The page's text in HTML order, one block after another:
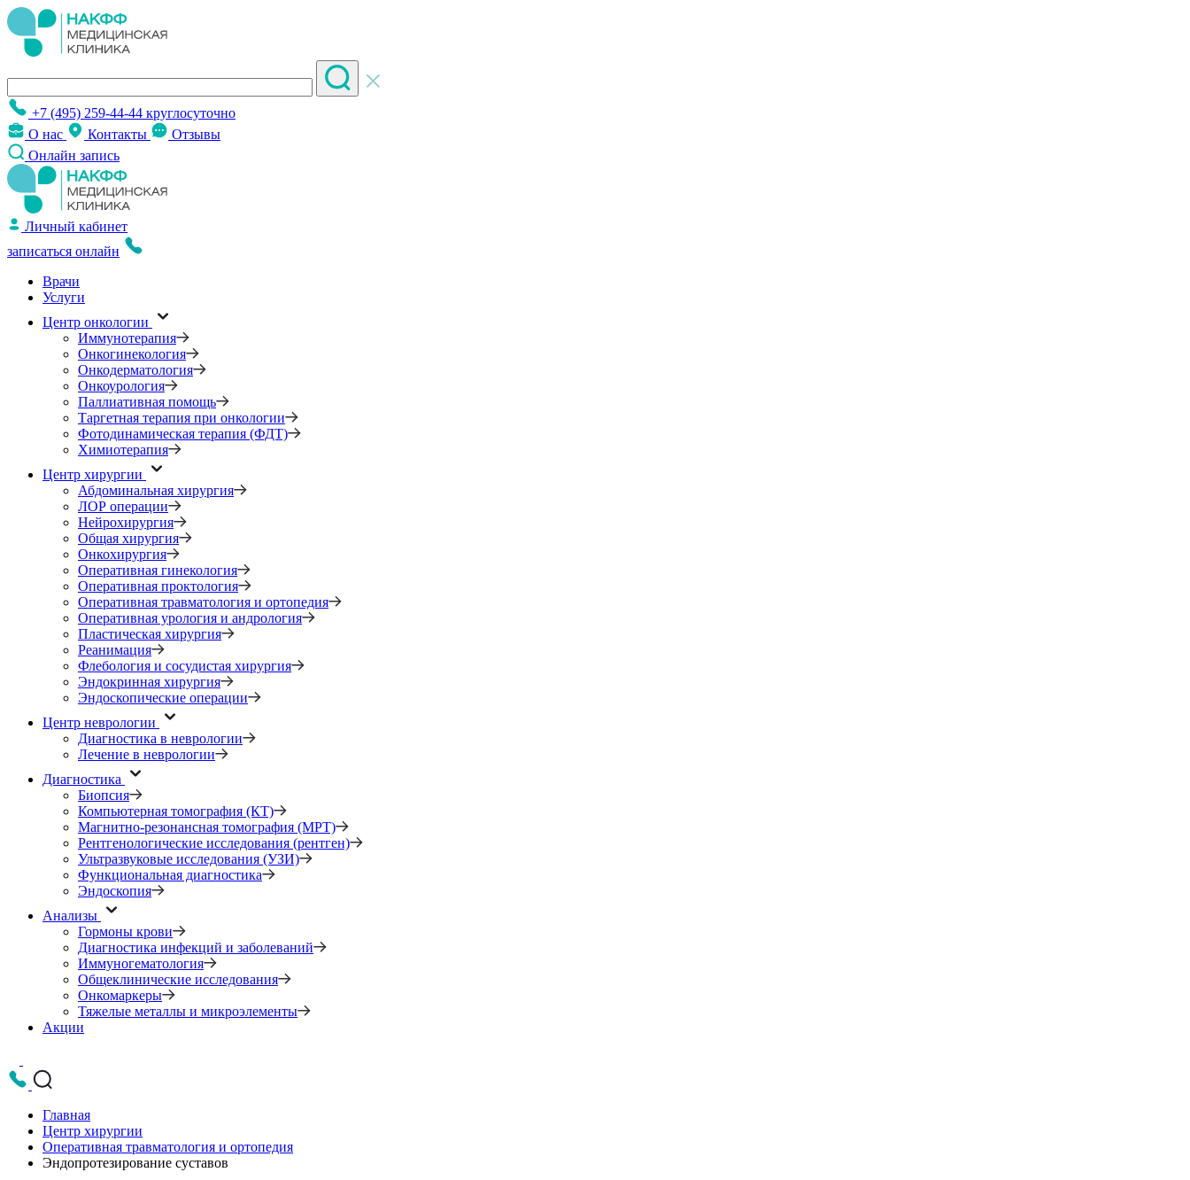
+7 (495) 259-44-44 круглосуточно
О нас
Контакты
Отзывы
Онлайн запись
Личный кабинет
записаться онлайн
Врачи
Услуги
Центр онкологии
Иммунотерапия
Онкогинекология
Онкодерматология
Онкоурология
Паллиативная помощь
Таргетная терапия при онкологии
Фотодинамическая терапия (ФДТ)
Химиотерапия
Центр хирургии
Абдоминальная хирургия
ЛОР операции
Нейрохирургия
Общая хирургия
Онкохирургия
Оперативная гинекология
Оперативная проктология
Оперативная травматология и ортопедия
Оперативная урология и андрология
Пластическая хирургия
Реанимация
Флебология и сосудистая хирургия
Эндокринная хирургия
Эндоскопические операции
Центр неврологии
Диагностика в неврологии
Лечение в неврологии
Диагностика
Биопсия
Компьютерная томография (КТ)
Магнитно-резонансная томография (МРТ)
Рентгенологические исследования (рентген)
Ультразвуковые исследования (УЗИ)
Функциональная диагностика
Эндоскопия
Анализы
Гормоны крови
Диагностика инфекций и заболеваний
Иммуногематология
Общеклинические исследования
Онкомаркеры
Тяжелые металлы и микроэлементы
Акции
Главная
Центр хирургии
Оперативная травматология и ортопедия
Эндопротезирование суставов